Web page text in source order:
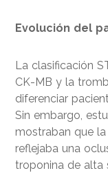
Evolución del
La clasificación
CK-MB y la
diferenciar
Sin embargo,
mostraban que
reflejaba una
troponina de alta